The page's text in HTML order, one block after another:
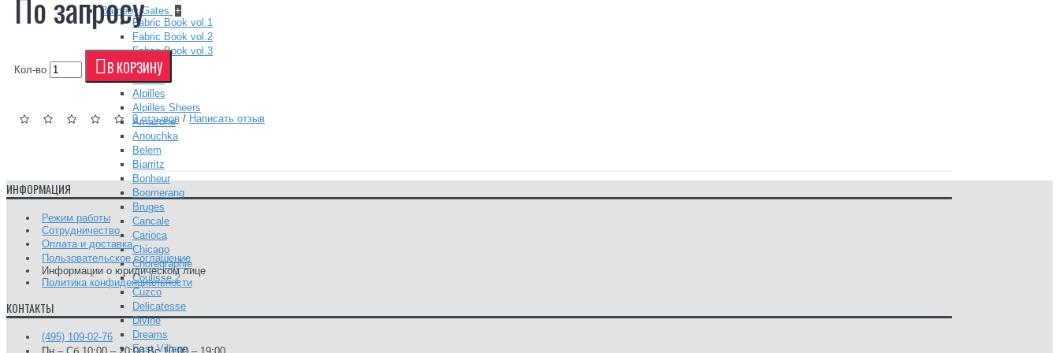
Barneby Gates +
Fabric Book vol.1
Fabric Book vol.2
Fabric Book vol.3
Camengo +
Alfama
Alpilles
Alpilles Sheers
Amazone
Anouchka
Belem
Biarritz
Bonheur
Boomerang
Bruges
Cancale
Carioca
Chicago
Choregraphie
Coulisse 2
Cuzco
Delicatesse
Divine
Dreams
East Village
Кол-во В КОРЗИНУ
0 отзывов / Написать отзыв
ИНФОРМАЦИЯ
Режим работы
Сотрудничество
Оплата и доставка
Пользовательское соглашение
Информации о юридическом лице
Политика конфиденциальности
КОНТАКТЫ
(495) 109-02-76